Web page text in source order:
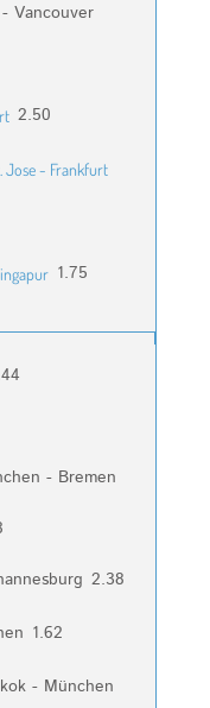
Vancouver
2.50
Jose - Frankfurt
1.75
- Bremen
2.38
1.62
- München